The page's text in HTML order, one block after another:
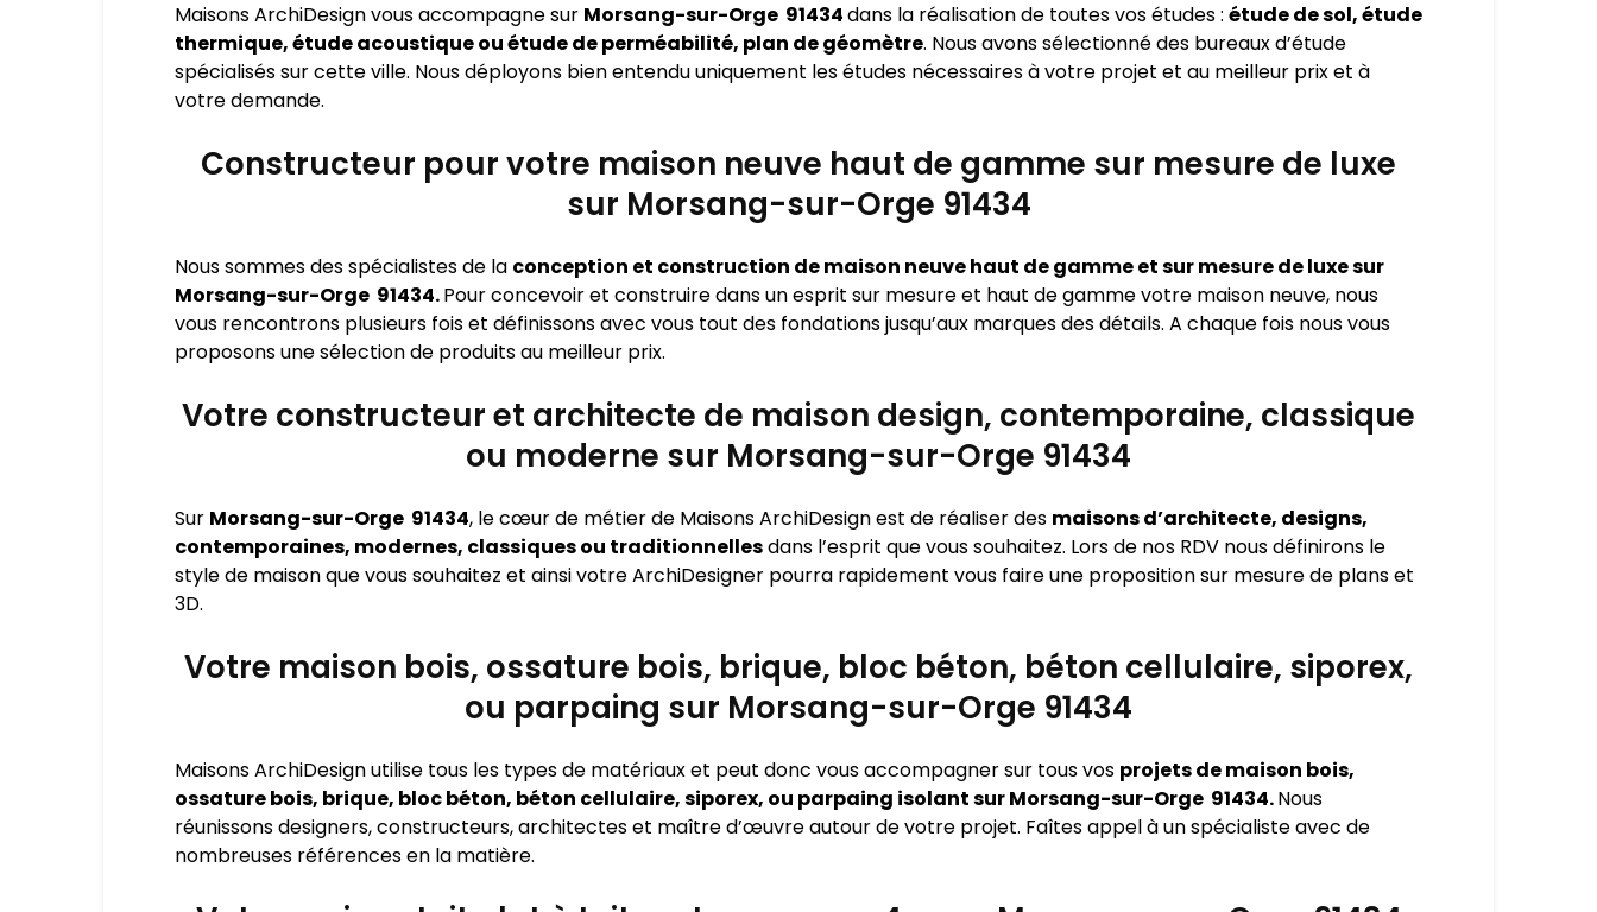
Maisons ArchiDesign vous accompagne sur Morsang-sur-Orge 91434dans la réalisation de toutes vos études : étude de sol, étude
thermique, étude acoustique ou étude de perméabilité, plan de géomètre. Nous avons sélectionné des bureaux d’étude
spécialisés sur cette ville. Nous déployons bien entendu uniquement les études nécessaires à votre projet et au meilleur prix et à
votre demande.
Constructeur pour votre maison neuve haut de gamme sur mesure de luxe
sur Morsang-sur-Orge 91434
Nous sommes des spécialistes de la conception et construction de maison neuve haut de gamme et sur mesure de luxe sur
Morsang-sur-Orge 91434.Pour concevoir et construire dans un esprit sur mesure et haut de gamme votre maison neuve, nous
vous rencontrons plusieurs fois et définissons avec vous tout des fondations jusqu’aux marques des détails. A chaque fois nous vous
proposons une sélection de produits au meilleur prix.
Votre constructeur et architecte de maison design, contemporaine, classique
ou moderne sur Morsang-sur-Orge 91434
Sur Morsang-sur-Orge 91434, le cœur de métier de Maisons ArchiDesign est de réaliser des maisons d’architecte, designs,
contemporaines, modernes, classiques ou traditionnellesdans l’esprit que vous souhaitez. Lors de nos RDV nous définirons le
style de maison que vous souhaitez et ainsi votre ArchiDesigner pourra rapidement vous faire une proposition sur mesure de plans et
3D.
Votre maison bois, ossature bois, brique, bloc béton, béton cellulaire, siporex,
ou parpaing sur Morsang-sur-Orge 91434
Maisons ArchiDesign utilise tous les types de matériaux et peut donc vous accompagner sur tous vos projets de maison bois,
ossature bois, brique, bloc béton, béton cellulaire, siporex, ou parpaing isolant sur Morsang-sur-Orge 91434.Nous
réunissons designers, constructeurs, architectes et maître d’œuvre autour de votre projet. Faîtes appel à un spécialiste avec de
nombreuses références en la matière.